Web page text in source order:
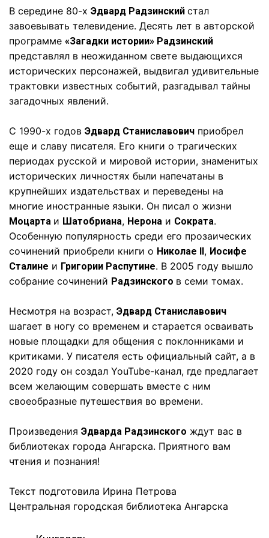
В середине 80-х Эдвард Радзинский стал
завоевывать телевидение. Десять лет в авторской
программе «Загадки истории» Радзинский
представлял в неожиданном свете выдающихся
исторических персонажей, выдвигал удивительные
трактовки известных событий, разгадывал тайны
загадочных явлений.
С 1990-х годов Эдвард Станиславович приобрел
еще и славу писателя. Его книги о трагических
периодах русской и мировой истории, знаменитых
исторических личностях были напечатаны в
крупнейших издательствах и переведены на
многие иностранные языки. Он писал о жизни
Моцарта и Шатобриана, Нерона и Сократа.
Особенную популярность среди его прозаических
сочинений приобрели книги о Николае II, Иосифе
Сталине и Григории Распутине. В 2005 году вышло
собрание сочинений Радзинского в семи томах.
Несмотря на возраст, Эдвард Станиславович
шагает в ногу со временем и старается осваивать
новые площадки для общения с поклонниками и
критиками. У писателя есть официальный сайт, а в
2020 году он создал YouTube-канал, где предлагает
всем желающим совершать вместе с ним
своеобразные путешествия во времени.
Произведения Эдварда Радзинского ждут вас в
библиотеках города Ангарска. Приятного вам
чтения и познания!
Текст подготовила Ирина Петрова
Центральная городская библиотека Ангарска